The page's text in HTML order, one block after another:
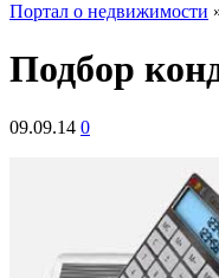
Портал о недвижимости
Подбор
09.09.14 0